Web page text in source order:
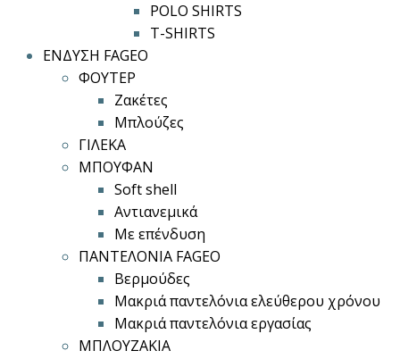
POLO SHIRTS
T-SHIRTS
ΕΝΔΥΣΗ FAGEO
ΦΟΥΤΕΡ
Ζακέτες
Μπλούζες
ΓΙΛΕΚΑ
ΜΠΟΥΦΑΝ
Soft shell
Αντιανεμικά
Με επένδυση
ΠΑΝΤΕΛΟΝΙΑ FAGEO
Βερμούδες
Μακριά παντελόνια ελεύθερου χρόνου
Μακριά παντελόνια εργασίας
ΜΠΛΟΥΖΑΚΙΑ